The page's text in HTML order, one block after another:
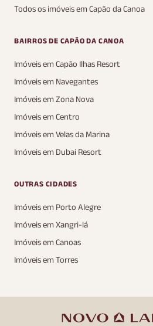
Todos os imóveis em Capão da Canoa
BAIRROS DE CAPÃO DA CANOA
Imóveis em Capão Ilhas Resort
Imóveis em Navegantes
Imóveis em Zona Nova
Imóveis em Centro
Imóveis em Velas da Marina
Imóveis em Dubai Resort
OUTRAS CIDADES
Imóveis em Porto Alegre
Imóveis em Xangri-lá
Imóveis em Canoas
Imóveis em Torres